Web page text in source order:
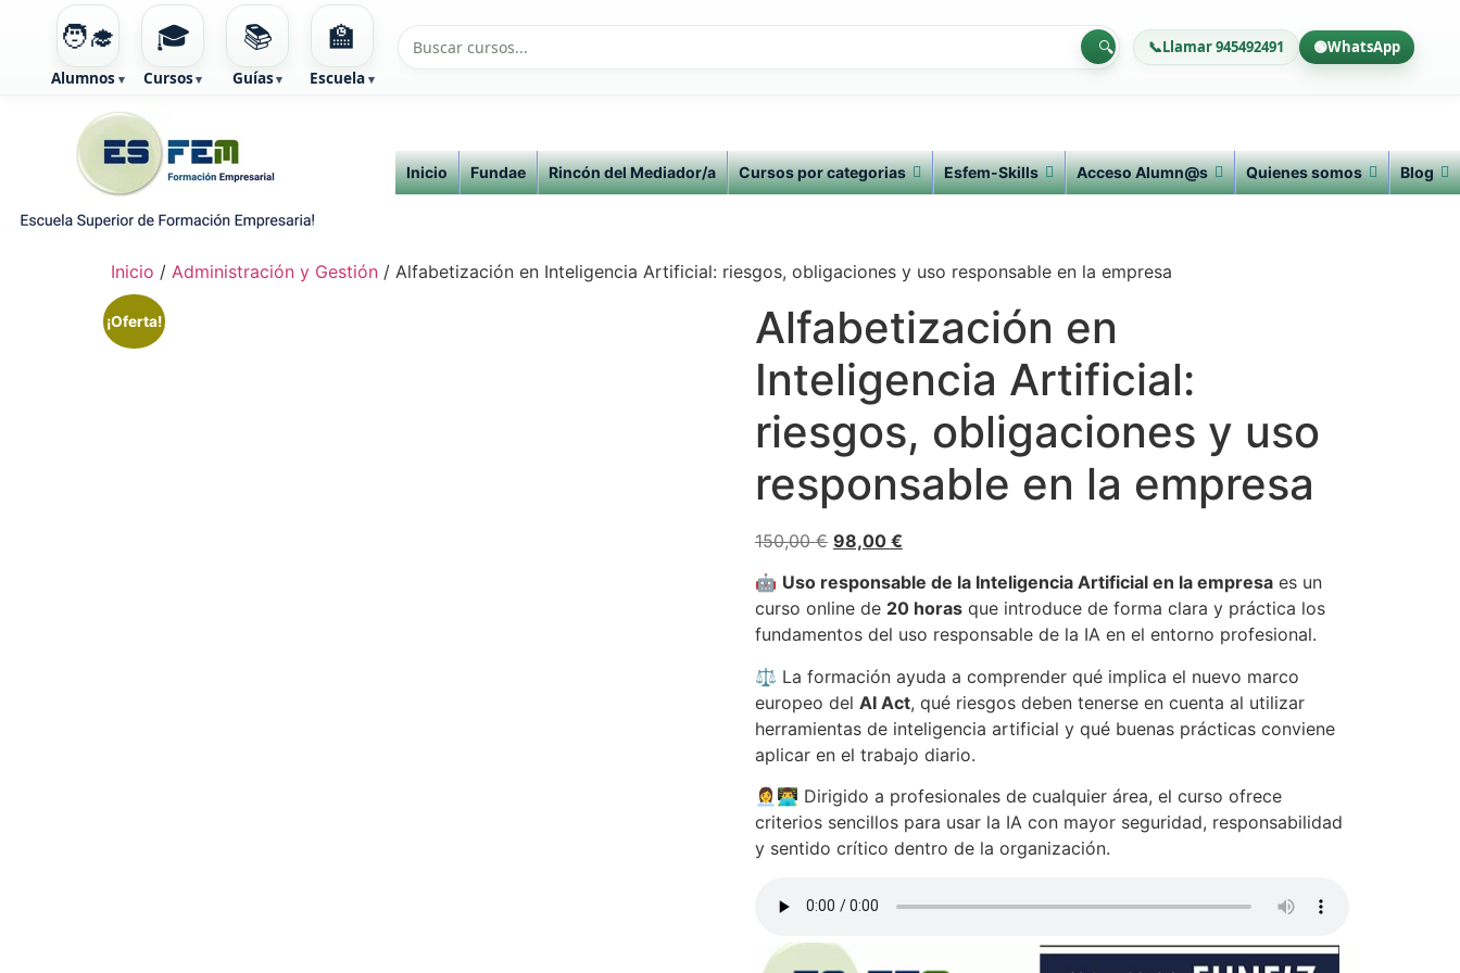
🧑‍🎓
Alumnos
🎓
Cursos
📚
Guías
🏫
Escuela
🔍 📞Llamar 945492491 🟢WhatsApp
contenido
Inicio Fundae Rincón del Mediador/a Cursos por categorias Esfem-Skills Acceso Alumn@s Quienes somos Blog
Inicio / Administración y Gestión / Alfabetización en Inteligencia Artificial: riesgos, obligaciones y uso responsable en la empresa
¡Oferta!
Alfabetización en
Inteligencia Artificial:
riesgos, obligaciones y uso
responsable en la empresa
150,00€ El
original
era:
150,00 €.
98,00 €El
actual
es:
98,00 €.
🤖 Uso responsable de la Inteligencia Artificial en la empresaes un
curso online de 20 horasque introduce de forma clara y práctica los
fundamentos del uso responsable de la IA en el entorno profesional.
⚖️ La formación ayuda a comprender qué implica el nuevo marco
europeo del AI Act, qué riesgos deben tenerse en cuenta al utilizar
herramientas de inteligencia artificial y qué buenas prácticas conviene
aplicar en el trabajo diario.
👩‍💼👨‍💻 Dirigido a profesionales de cualquier área, el curso ofrece
criterios sencillos para usar la IA con mayor seguridad, responsabilidad
y sentido crítico dentro de la organización.